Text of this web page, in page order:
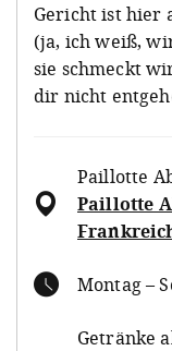
Gericht ist hier
(ja, ich weiß,
sie schmeckt
dir nicht
Paillotte
Paillotte
Montag –
Getränke